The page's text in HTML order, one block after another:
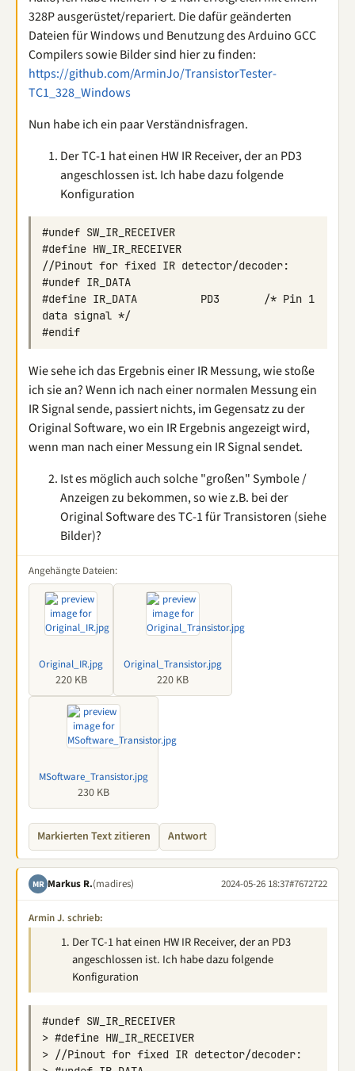
328P ausgerüstet/repariert. Die dafür geänderten
Dateien für Windows und Benutzung des Arduino GCC
Compilers sowie Bilder sind hier zu finden:
https://github.com/ArminJo/TransistorTester-
TC1_328_Windows
Nun habe ich ein paar Verständnisfragen.
Der TC-1 hat einen HW IR Receiver, der an PD3
angeschlossen ist. Ich habe dazu folgende
Konfiguration
#define IR_DATA          PD3       /* Pin 1
Wie sehe ich das Ergebnis einer IR Messung, wie stoße
ich sie an? Wenn ich nach einer normalen Messung ein
IR Signal sende, passiert nichts, im Gegensatz zu der
Original Software, wo ein IR Ergebnis angezeigt wird,
wenn man nach einer Messung ein IR Signal sendet.
Ist es möglich auch solche "großen" Symbole /
Anzeigen zu bekommen, so wie z.B. bei der
Original Software des TC-1 für Transistoren (siehe
Bilder)?
Angehängte Dateien:
Original_IR.jpg
220 KB
Original_Transistor.jpg
220 KB
MSoftware_Transistor.jpg
230 KB
Markierten Text zitieren Antwort
MR Markus R.(madires) 2024-05-26 18:37#7672722
Armin J. schrieb:
Der TC-1 hat einen HW IR Receiver, der an PD3
angeschlossen ist. Ich habe dazu folgende
Konfiguration